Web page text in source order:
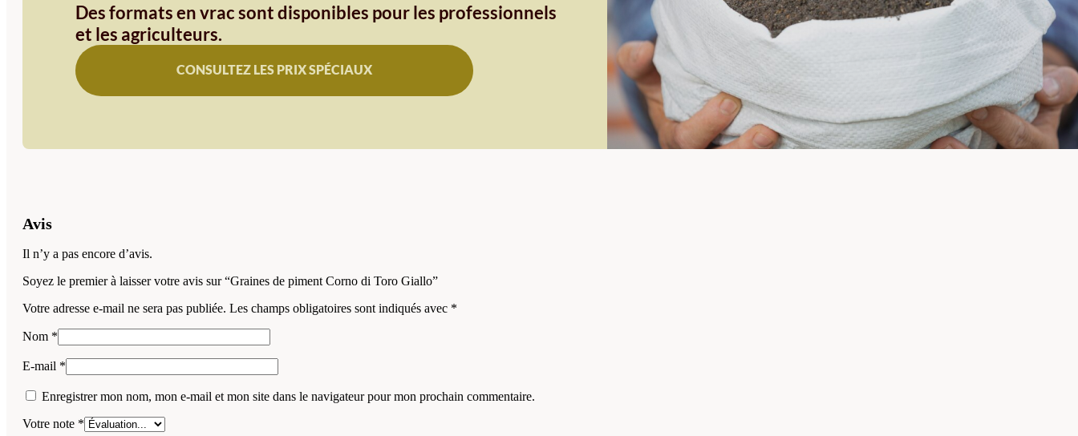
Des formats en vrac sont disponibles pour les professionnels
et les agriculteurs.
CONSULTEZ LES PRIX SPÉCIAUX
Avis
Il n’y a pas encore d’avis.
Soyez le premier à laisser votre avis sur “Graines de piment Corno di Toro Giallo”
Votre adresse e-mail ne sera pas publiée. Les champs obligatoires sont indiqués avec *
Nom *
E-mail *
Enregistrer mon nom, mon e-mail et mon site dans le navigateur pour mon prochain commentaire.
Votre note *